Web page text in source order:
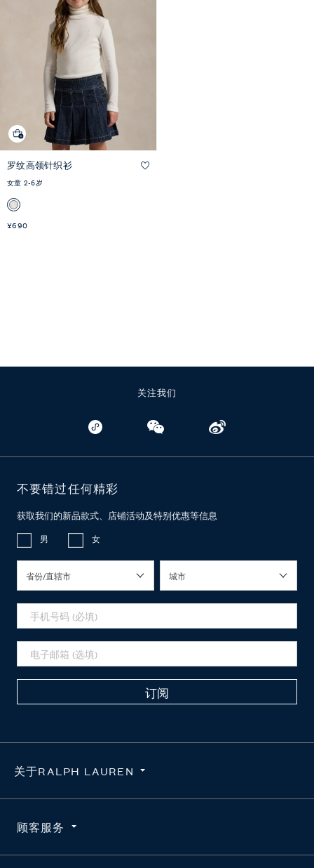
罗纹高领针织衫
女童 2-6岁
¥690
关注我们
关于RALPH LAUREN
隐私政策
使用条款
求职咨询
顾客服务
订单查询
不要错过任何精彩
获取我们的新品款式、店铺活动及特别优惠等信息
男 女
省份/直辖市 城市
订阅